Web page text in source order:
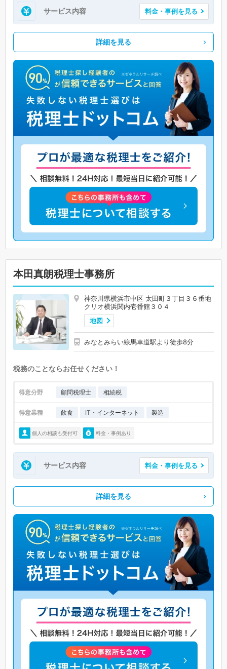
サービス内容 料金・事例を見る
詳細を見る
本田真朗税理士事務所
神奈川県横浜市中区 太田町３丁目３６番地
クリオ横浜関内壱番館３０４
地図
みなとみらい線馬車道駅より徒歩8分
税務のことならお任せください！
得意分野 顧問税理士 相続税
得意業種 飲食 IT・インターネット 製造
個人の相談も受付可 料金・事例あり
サービス内容 料金・事例を見る
詳細を見る